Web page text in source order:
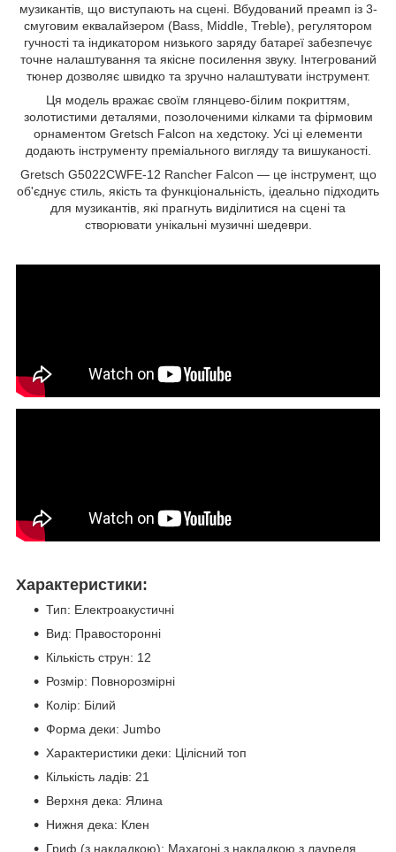
музикантів, що виступають на сцені. Вбудований преамп із 3-
смуговим еквалайзером (Bass, Middle, Treble), регулятором
гучності та індикатором низького заряду батареї забезпечує
точне налаштування та якісне посилення звуку. Інтегрований
тюнер дозволяє швидко та зручно налаштувати інструмент.
Ця модель вражає своїм глянцево-білим покриттям,
золотистими деталями, позолоченими кілками та фірмовим
орнаментом Gretsch Falcon на хедстоку. Усі ці елементи
додають інструменту преміального вигляду та вишуканості.
Gretsch G5022CWFE-12 Rancher Falcon — це інструмент, що
об'єднує стиль, якість та функціональність, ідеально підходить
для музикантів, які прагнуть виділитися на сцені та
створювати унікальні музичні шедеври.
Характеристики:
Тип: Електроакустичні
Вид: Правосторонні
Кількість струн: 12
Розмір: Повнорозмірні
Колір: Білий
Форма деки: Jumbo
Характеристики деки: Цілісний топ
Кількість ладів: 21
Верхня дека: Ялина
Нижня дека: Клен
Гриф (з накладкою): Махагоні з накладкою з лауреля